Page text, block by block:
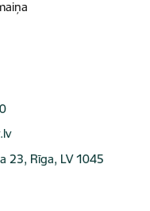
23, Rīga, LV 1045